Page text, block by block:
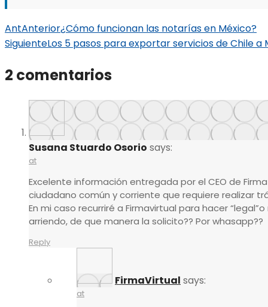
AntAnterior¿Cómo funcionan las notarías en México?
SiguienteLos 5 pasos para exportar servicios de Chile a
2 comentarios
Susana Stuardo Osorio says:
at
Excelente información entregada por el CEO de
ciudadano común y corriente que requiere realizar
En mi caso recurriré a Firmavirtual para hacer
arriendo, de que manera la solicito?? Por whasapp??
Reply
FirmaVirtual says:
at